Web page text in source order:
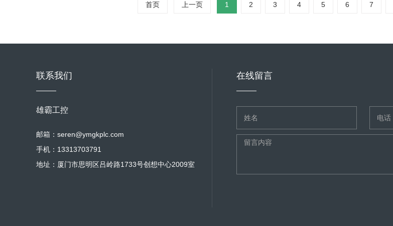
首页 上一页 1 2 3 4 5 6 7
联系我们
雄霸工控
邮箱：seren@ymgkplc.com
手机：13313703791
地址：厦门市思明区吕岭路1733号创想中心2009室
在线留言